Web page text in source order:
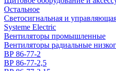
Остальное
Светосигнальная и
Systeme Electric
Вентиляторы промышленные
Вентиляторы радиальные
ВР 86-77-2
ВР 86-77-2,5